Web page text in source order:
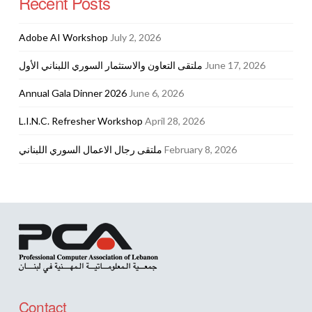
Adobe AI Workshop July 2, 2026
ملتقى التعاون والاستثمار السوري اللبناني الأول June 17, 2026
Annual Gala Dinner 2026 June 6, 2026
L.I.N.C. Refresher Workshop April 28, 2026
ملتقى رجال الاعمال السوري اللبناني February 8, 2026
Contact